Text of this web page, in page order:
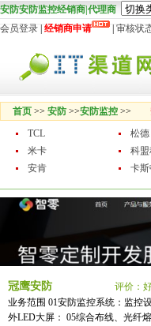
安防安防监控经销商|代理商
会员登录 经销商申请 审核状
首页 >> 安防 >>安防监控 >>
TCL
松德
米卡
科
安肯
卡
冠鹰安防 评价：
业务范围 01安防监控系统：监控
外LED大屏： 05综合布线、光纤